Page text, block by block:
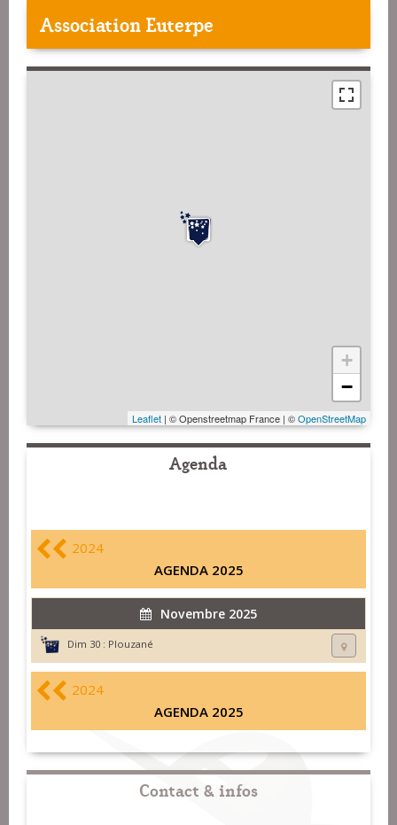
Association Euterpe
+
−
Leaflet | © Openstreetmap France | ©OpenStreetMap
Agenda
2024
AGENDA 2025
Novembre 2025
Dim 30 : Plouzané
2024
AGENDA 2025
Contact & infos